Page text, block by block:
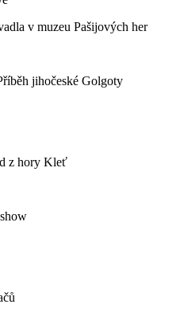
v muzeu Pašijových her
jihočeské Golgoty
z hory Kleť